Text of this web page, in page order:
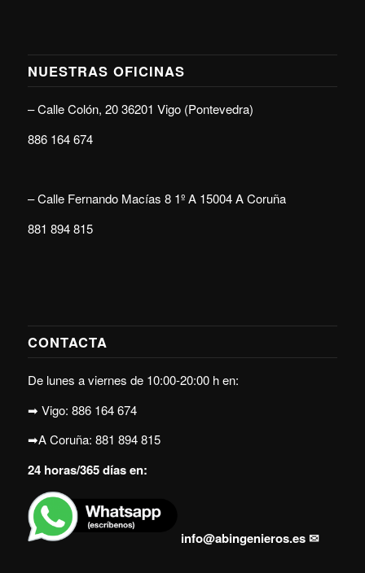
NUESTRAS OFICINAS
–Calle Colón, 20 36201 Vigo (Pontevedra)
886 164 674
–Calle Fernando Macías 8 1º A 15004 A Coruña
881 894 815
CONTACTA
De lunes a viernes de 10:00-20:00 h en:
➡ Vigo: 886 164 674
➡A Coruña: 881 894 815
24 horas/365 días en:
info@abingenieros.es✉